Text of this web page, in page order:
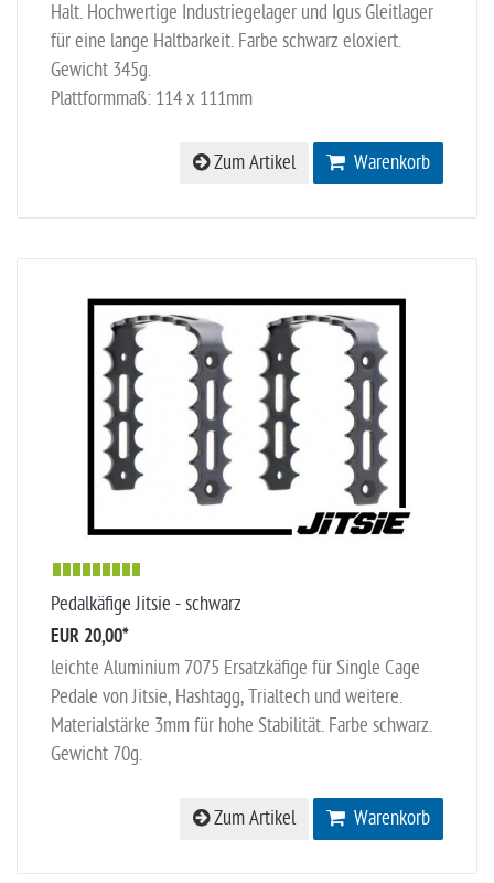
Halt. Hochwertige Industriegelager und Igus Gleitlager
für eine lange Haltbarkeit. Farbe schwarz eloxiert.
Gewicht 345g.
Plattformmaß: 114 x 111mm
Warenkorb
Zum Artikel
Pedalkäfige Jitsie - schwarz
EUR 20,00*
leichte Aluminium 7075 Ersatzkäfige für Single Cage
Pedale von Jitsie, Hashtagg, Trialtech und weitere.
Materialstärke 3mm für hohe Stabilität. Farbe schwarz.
Gewicht 70g.
Warenkorb
Zum Artikel